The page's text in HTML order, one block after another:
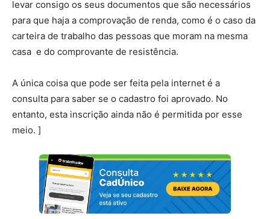
levar consigo os seus documentos que são necessários
para que haja a comprovação de renda, como é o caso da
carteira de trabalho das pessoas que moram na mesma
casa e do comprovante de resistência.
A única coisa que pode ser feita pela internet é a
consulta para saber se o cadastro foi aprovado. No
entanto, esta inscrição ainda não é permitida por esse
meio. ]